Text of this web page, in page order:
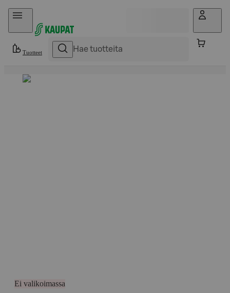
Hyppää sisältöön
Tuotteet
Ei valikoimassa